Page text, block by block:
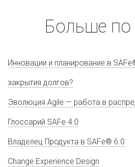
Больше по
Инновации и планирование в
закрытия долгов?
Эволюция Agile — работа в
Глоссарий SAFe 4.0
Владелец Продукта в SAFe® 6.0
Change Experience Design